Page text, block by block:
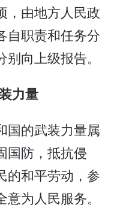
，由地方人民政
自职责和任务分
向上级报告。
力量
的武装力量属
国防，抵抗侵
的和平劳动，参
为人民服务。